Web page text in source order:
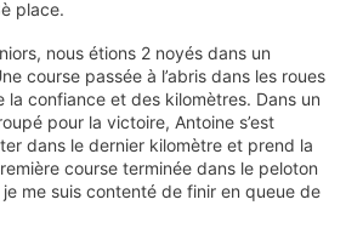
place.
nous étions 2 noyés dans un
course passée à l’abris dans les roues
la confiance et des kilomètres. Dans un
pour la victoire, Antoine s’est
dans le dernier kilomètre et prend la
course terminée dans le peloton
me suis contenté de finir en queue de